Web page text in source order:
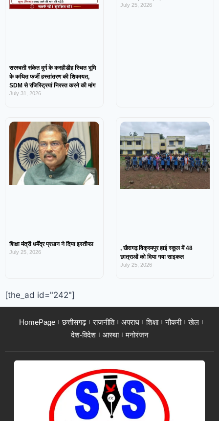
सरस्वती संकेत दुर्ग के करहीडीह स्थित भूमि
के कथित फर्जी हस्तांतरण की शिकायत,
SDM से रजिस्ट्रियां निरस्त करने की मांग
July 31, 2026
July 25, 2026
शिक्षा मंत्री धर्मेंद्र प्रधान ने दिया इस्तीफा
July 25, 2026
, खैरागढ़ विक्रमपुर हाई स्कूल में 48
छात्राओं को दिया गया साइकल
July 25, 2026
[the_ad id="242"]
HomePage छत्तीसगढ़ राजनीति अपराध शिक्षा नौकरी
खेल
देश-विदेश
आस्था मनोरंजन